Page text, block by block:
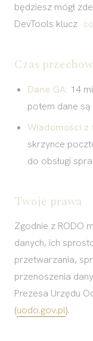
będziesz mógł
DevTools klucz
Czas
Dane GA: 14
potem dane są
Wiadomości
skrzynce
do obsługi
Twoje prawa
Zgodnie z RODO
danych, ich
przetwarzania,
przenoszenia
Prezesa Urzędu
(uodo.gov.pl).